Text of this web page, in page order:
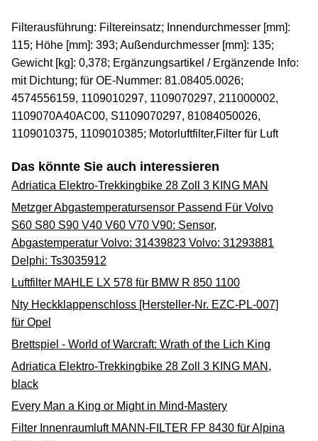
Filterausführung: Filtereinsatz; Innendurchmesser [mm]:
115; Höhe [mm]: 393; Außendurchmesser [mm]: 135;
Gewicht [kg]: 0,378; Ergänzungsartikel / Ergänzende Info:
mit Dichtung; für OE-Nummer: 81.08405.0026;
4574556159, 1109010297, 1109070297, 211000002,
1109070A40AC00, S1109070297, 81084050026,
1109010375, 1109010385; Motorluftfilter,Filter für Luft
Das könnte Sie auch interessieren
Adriatica Elektro-Trekkingbike 28 Zoll 3 KING MAN
Metzger Abgastemperatursensor Passend Für Volvo
S60 S80 S90 V40 V60 V70 V90: Sensor,
Abgastemperatur Volvo: 31439823 Volvo: 31293881
Delphi: Ts3035912
Luftfilter MAHLE LX 578 für BMW R 850 1100
Nty Heckklappenschloss [Hersteller-Nr. EZC-PL-007]
für Opel
Brettspiel - World of Warcraft: Wrath of the Lich King
Adriatica Elektro-Trekkingbike 28 Zoll 3 KING MAN,
black
Every Man a King or Might in Mind-Mastery
Filter Innenraumluft MANN-FILTER FP 8430 für Alpina